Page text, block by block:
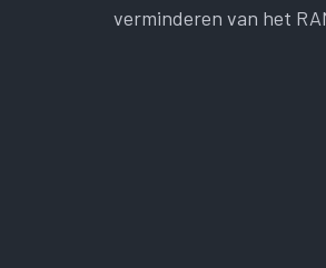
verminderen van het